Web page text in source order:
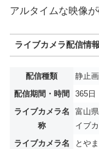
アルタイムな映像が
ライブカメラ配信情報
配信種類
静止画
配信期間・時間
365日
ライブカメラ名
称
富山
イブ
ライブカメラ名
とや